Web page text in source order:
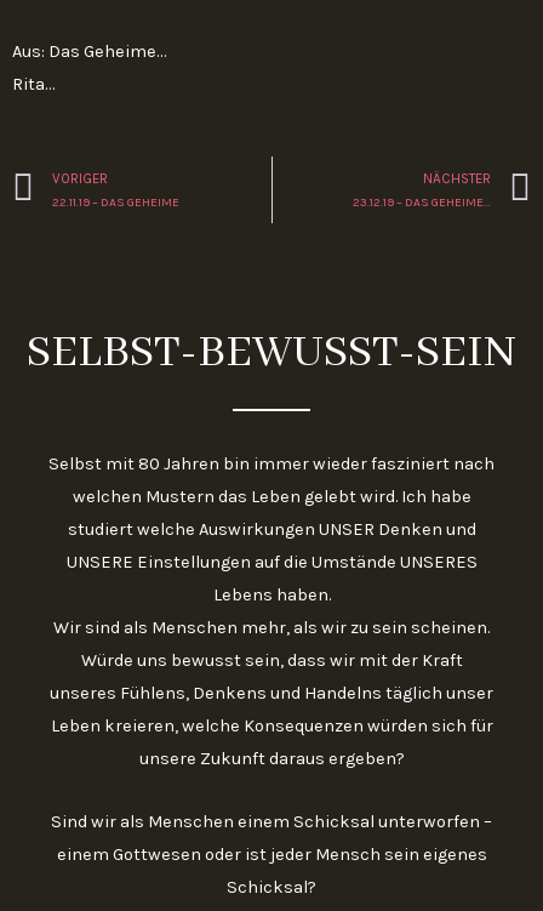
Aus: Das Geheime…
Rita…
Zurück
VORIGER
22.11.19 – DAS GEHEIME
NÄCHSTER
23.12.19 – DAS GEHEIME…
SELBST-BEWUSST-SEIN
Selbst mit 80 Jahren bin immer wieder fasziniert nach
welchen Mustern das Leben gelebt wird. Ich habe
studiert welche Auswirkungen UNSER Denken und
UNSERE Einstellungen auf die Umstände UNSERES
Lebens haben.
Wir sind als Menschen mehr, als wir zu sein scheinen.
Würde uns bewusst sein, dass wir mit der Kraft
unseres Fühlens, Denkens und Handelns täglich unser
Leben kreieren, welche Konsequenzen würden sich für
unsere Zukunft daraus ergeben?
Sind wir als Menschen einem Schicksal unterworfen –
einem Gottwesen oder ist jeder Mensch sein eigenes
Schicksal?